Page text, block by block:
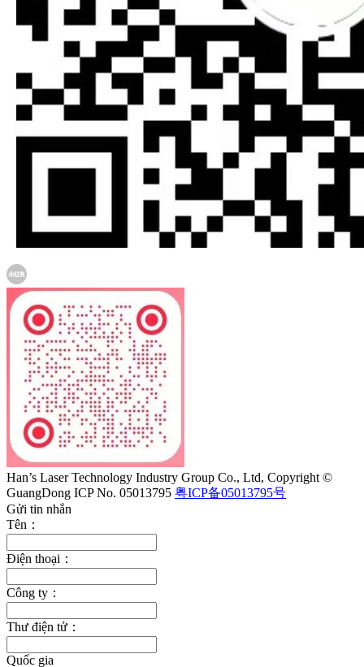
Han’s Laser Technology Industry Group Co., Ltd, Copyright ©
GuangDong ICP No. 05013795 粤ICP备05013795号
Gửi tin nhắn
Tên：
Điện thoại：
Công ty：
Thư điện tử：
Quốc gia